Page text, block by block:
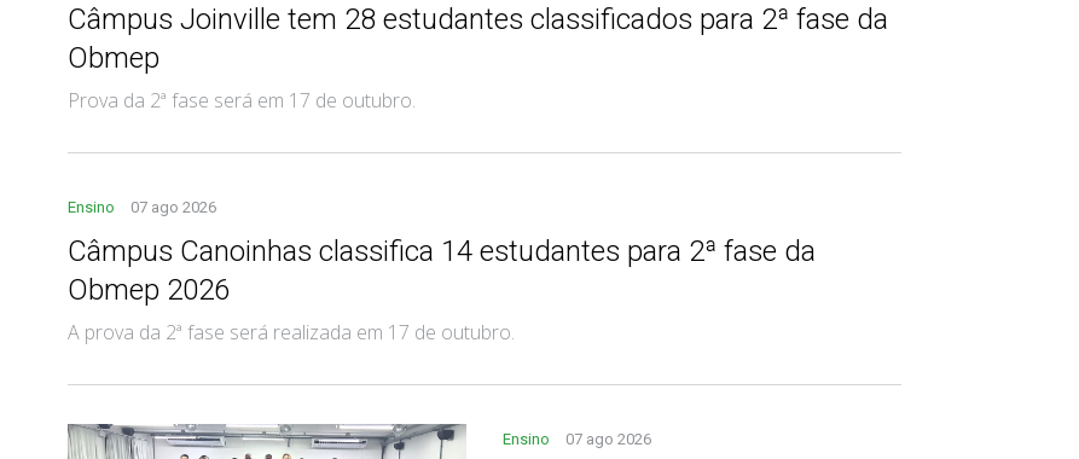
Câmpus Joinville tem 28 estudantes classificados para 2ª fase da
Obmep
Prova da 2ª fase será em 17 de outubro.
Ensino 07 ago 2026
Câmpus Canoinhas classifica 14 estudantes para 2ª fase da
Obmep 2026
A prova da 2ª fase será realizada em 17 de outubro.
Ensino 07 ago 2026